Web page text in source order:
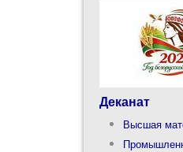
Деканат
Высшая